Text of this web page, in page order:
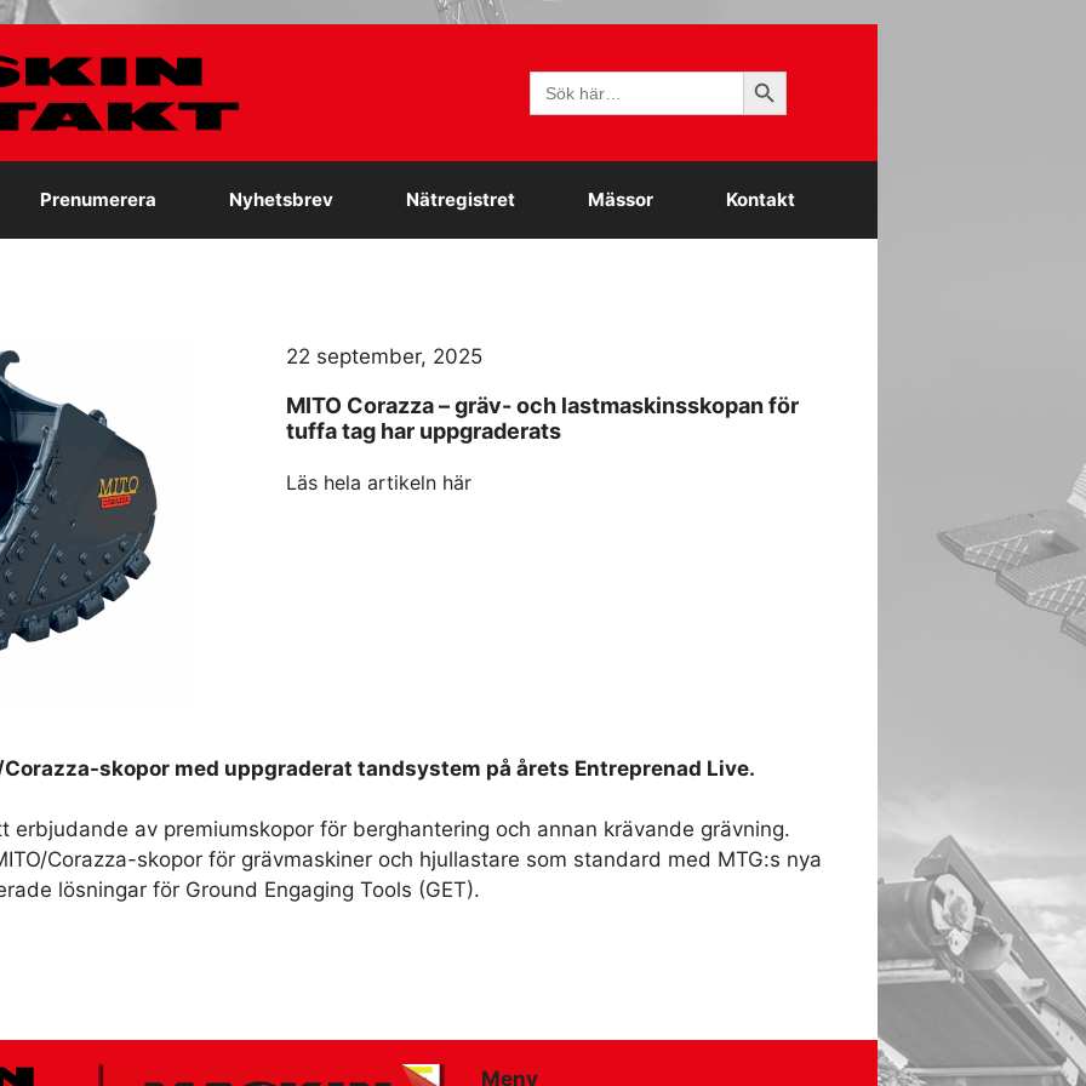
Sök
efter:
Sökknapp
Prenumerera Nyhetsbrev Nätregistret Mässor Kontakt
22 september, 2025
MITO Corazza – gräv- och lastmaskinsskopan för
tuffa tag har uppgraderats
Läs hela artikeln här
skopor med uppgraderat tandsystem på årets Entreprenad Live.
erbjudande av premiumskopor för berghantering och annan krävande grävning.
Corazza-skopor för grävmaskiner och hjullastare som standard med MTG:s nya
lösningar för Ground Engaging Tools (GET).
Meny